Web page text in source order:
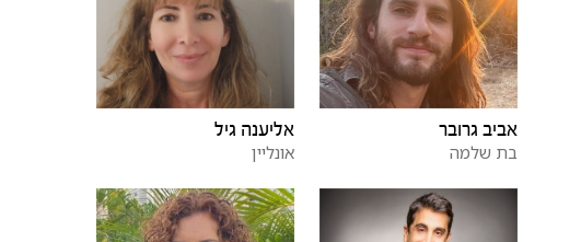
אביב גרובר
בת שלמה
אליענה גיל
אונליין